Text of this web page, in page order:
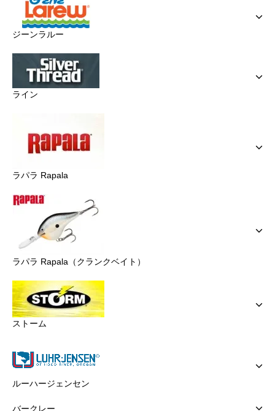
ジーンラルー
ライン
ラパラ Rapala
ラパラ Rapala（クランクベイト）
ストーム
ルーハージェンセン
バークレー